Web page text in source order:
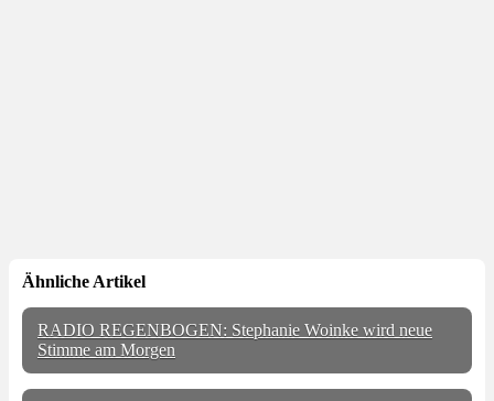
Ähnliche Artikel
RADIO REGENBOGEN: Stephanie Woinke wird neue
Stimme am Morgen